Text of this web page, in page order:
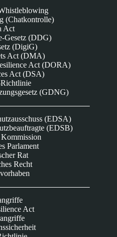
(Chatkontrolle)
Act
Gesetz (DDG)
(DigiG)
Act (DMA)
Act (DORA)
Act (DSA)
(GDNG)
(EDSA)
(EDSB)
Parlament
Rat
Recht
Act